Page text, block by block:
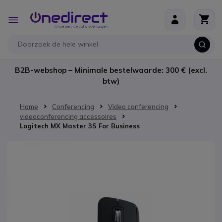
Toggle
Nav
B2B-webshop – Minimale bestelwaarde: 300 € (excl.
btw)
Home Conferencing
Video conferencing
videoconferencing accessoires
Logitech MX Master 3S For Business